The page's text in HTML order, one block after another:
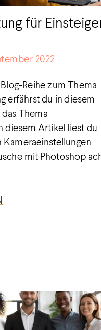
für
2022
Reihe zum Thema
erfährst du in diesem
Thema
diesem Artikel liest du
mit Photoshop